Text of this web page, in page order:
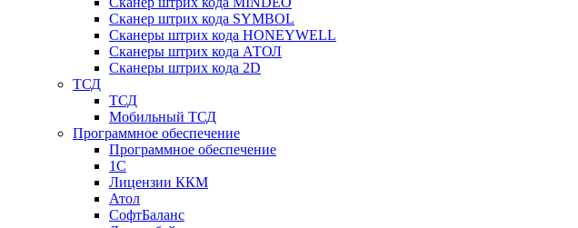
Сканер штрих кода SYMBOL
Сканеры штрих кода HONEYWELL
Сканеры штрих кода АТОЛ
Сканеры штрих кода 2D
ТСД
ТСД
Мобильный ТСД
Программное обеспечение
Программное обеспечение
1С
Лицензии ККМ
Атол
СофтБаланс